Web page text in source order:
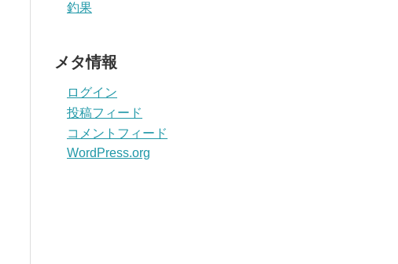
釣果
メタ情報
ログイン
投稿フィード
コメントフィード
WordPress.org